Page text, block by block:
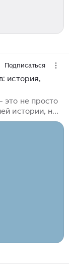
Подписаться
история,
не просто
истории, но
к